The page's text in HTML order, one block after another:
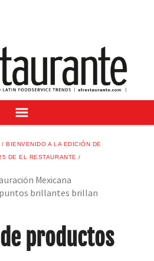
BIENVENIDO A LA EDICIÓN DE
DE EL RESTAURANTE
Mexicana
puntos brillantes brillan
productos